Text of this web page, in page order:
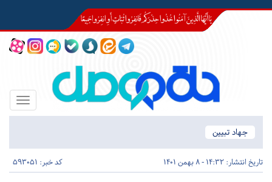
Toggle
جهاد تبیین
تاریخ انتشار: 14:32 - 8 بهمن 1401 کد خبر: 593051